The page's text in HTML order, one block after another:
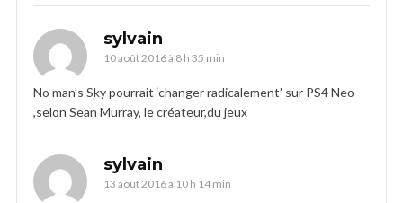
sylvain
10 août 2016 à 8 h 35 min
No man’s Sky pourrait ‘changer radicalement’ sur PS4 Neo
,selon Sean Murray, le créateur,du jeux
sylvain
13 août 2016 à 10 h 14 min